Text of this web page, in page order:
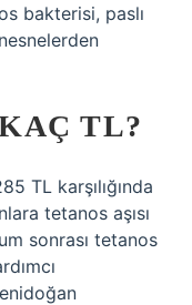
bakterisi, paslı
TL?
TL karşılığında
tetanos aşısı
sonrası tetanos